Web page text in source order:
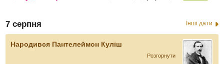
7 серпня Інші дати
Народився Пантелеймон Куліш
Розгорнути